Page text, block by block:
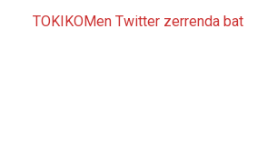
TOKIKOMen Twitter zerrenda bat